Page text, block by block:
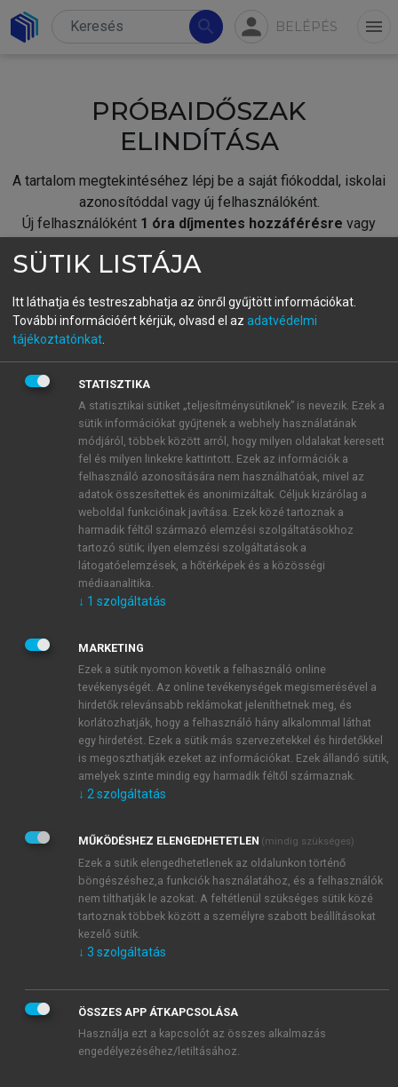
search person BELÉPÉS menu
PRÓBAIDŐSZAK
ELINDÍTÁSA
A tartalom megtekintéséhez lépj be a saját fiókoddal, iskolai
azonosítóddal vagy új felhasználóként.
Új felhasználóként 1 óra díjmentes hozzáférésre vagy
fiókoddal,vagy hozz létre új fiókot.
A regisztráció után apróbaidőszakautomatikusan
BELÉPÉS SAJÁT FIÓKKAL
ÚJ FIÓK LÉTREHOZÁSA
1 óra díjmentes hozzáférés
E-MAIL-CÍM
JELSZÓ
JELSZÓ ÚJRA
Kérek értesítést a MeRSZ újdonságairól, akcióiról.
Kérek értesítést az Akadémiai Kiadó Zrt. újdonságairól,
Adatkezelési tájékoztatóbanfoglaltakat tudomásul
veszem és elfogadom.
Általános vásárlási feltételeket, valamint a szotar.netés a
mersz.huoldalak licencszerződéseiben foglaltakat
tudomásul veszem és elfogadom.
KIPRÓBÁLOM
SÜTIK LISTÁJA
Itt láthatja és testreszabhatja az önről gyűjtött információkat.
További információért kérjük, olvasd el az adatvédelmi
tájékoztatónkat
STATISZTIKA
A statisztikai sütiket „teljesítménysütiknek” is nevezik. Ezek a
sütik információkat gyűjtenek a webhely használatának
módjáról, többek között arról, hogy milyen oldalakat keresett
fel és milyen linkekre kattintott. Ezek az információk a
felhasználó azonosítására nem használhatóak, mivel az
adatok összesítettek és anonimizáltak. Céljuk kizárólag a
weboldal funkcióinak javítása. Ezek közé tartoznak a
harmadik féltől származó elemzési szolgáltatásokhoz
tartozó sütik; ilyen elemzési szolgáltatások a
látogatóelemzések, a hőtérképek és a közösségi
médiaanalitika.
↓ 1 szolgáltatás
MARKETING
Ezek a sütik nyomon követik a felhasználó online
tevékenységét. Az online tevékenységek megismerésével a
hirdetők relevánsabb reklámokat jeleníthetnek meg, és
korlátozhatják, hogy a felhasználó hány alkalommal láthat
egy hirdetést. Ezek a sütik más szervezetekkel és hirdetőkkel
is megoszthatják ezeket az információkat. Ezek állandó sütik,
amelyek szinte mindig egy harmadik féltől származnak.
↓ 2 szolgáltatás
MŰKÖDÉSHEZ ELENGEDHETETLEN (mindig szükséges)
Ezek a sütik elengedhetetlenek az oldalunkon történő
böngészéshez,a funkciók használatához, és a felhasználók
nem tilthatják le azokat. A feltétlenül szükséges sütik közé
tartoznak többek között a személyre szabott beállításokat
kezelő sütik.
↓ 3 szolgáltatás
ÖSSZES APP ÁTKAPCSOLÁSA
Használja ezt a kapcsolót az összes alkalmazás
engedélyezéséhez/letiltásához.